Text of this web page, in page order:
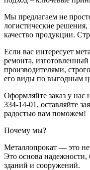
Мы предлагаем не
логистические
качество продукции.
Если вас интересует
ремонта,
производителями,
его виды по выгодным
Оформляйте заказ у нас
334-14-01, оставляйте
радостью вам поможем!
Почему мы?
Металлопрокат — это не
Это основа надежности,
зданий и сооружений.